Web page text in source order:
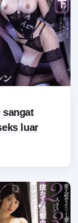
sangat
luar